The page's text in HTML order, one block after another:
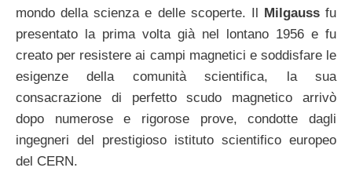
mondo della scienza e delle scoperte. Il Milgaussfu
presentato la prima volta già nel lontano 1956 e fu
creato per resistere ai campi magnetici e soddisfare le
esigenze della comunità scientifica, la sua
consacrazione di perfetto scudo magnetico arrivò
dopo numerose e rigorose prove, condotte dagli
ingegneri del prestigioso istituto scientifico europeo
del CERN.